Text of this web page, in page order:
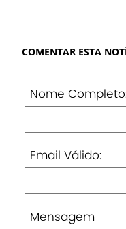
COMENTAR ESTA
Nome
Email Válido:
Mensagem